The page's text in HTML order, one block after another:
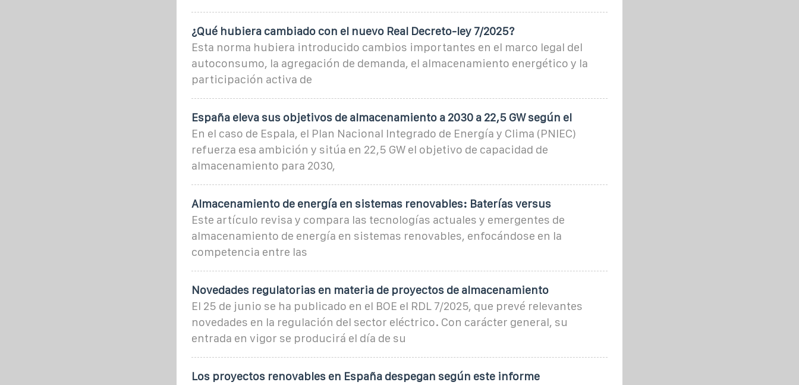
¿Qué hubiera cambiado con el nuevo Real Decreto-ley 7/2025?
Esta norma hubiera introducido cambios importantes en el marco legal del
autoconsumo, la agregación de demanda, el almacenamiento energético y la
participación activa de
España eleva sus objetivos de almacenamiento a 2030 a 22,5 GW según el
En el caso de Espala, el Plan Nacional Integrado de Energía y Clima (PNIEC)
refuerza esa ambición y sitúa en 22,5 GW el objetivo de capacidad de
almacenamiento para 2030,
Almacenamiento de energía en sistemas renovables: Baterías versus
Este artículo revisa y compara las tecnologías actuales y emergentes de
almacenamiento de energía en sistemas renovables, enfocándose en la
competencia entre las
Novedades regulatorias en materia de proyectos de almacenamiento
El 25 de junio se ha publicado en el BOE el RDL 7/2025, que prevé relevantes
novedades en la regulación del sector eléctrico. Con carácter general, su
entrada en vigor se producirá el día de su
Los proyectos renovables en España despegan según este informe